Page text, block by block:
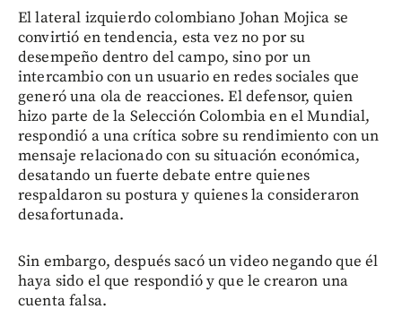
El lateral izquierdo colombiano Johan Mojica se
convirtió en tendencia, esta vez no por su
desempeño dentro del campo, sino por un
intercambio con un usuario en redes sociales que
generó una ola de reacciones. El defensor, quien
hizo parte de la Selección Colombia en el Mundial,
respondió a una crítica sobre su rendimiento con un
mensaje relacionado con su situación económica,
desatando un fuerte debate entre quienes
respaldaron su postura y quienes la consideraron
desafortunada.
Sin embargo, después sacó un video negando que él
haya sido el que respondió y que le crearon una
cuenta falsa.